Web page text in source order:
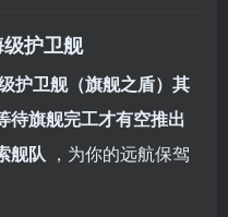
护卫舰
护卫舰（旗舰之盾）其
待旗舰完工才有空推出
舰队 ，为你的远航保驾